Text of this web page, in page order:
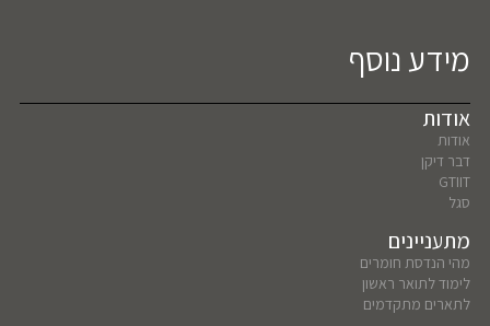
מידע נוסף
אודות
אודות
דבר דיקן
GTIIT
סגל
מתעניינים
מהי הנדסת חומרים
לימוד לתואר ראשון
לתארים מתקדמים